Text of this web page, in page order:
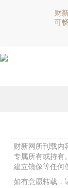
财
可
财新网所刊载内
专属所有或持有
建立镜像等任何
如有意愿转载，